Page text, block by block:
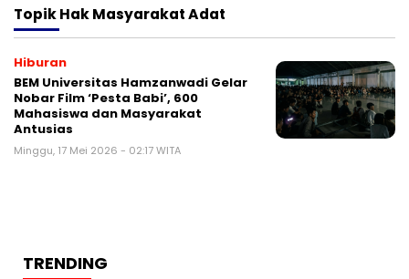
TopikHak Masyarakat Adat
Hiburan
BEM Universitas Hamzanwadi Gelar
Nobar Film ‘Pesta Babi’, 600
Mahasiswa dan Masyarakat
Antusias
Minggu, 17 Mei 2026 - 02:17 WITA
TRENDING